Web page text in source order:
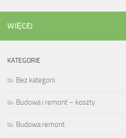
WIĘCEJ
KATEGORIE
Bez kategorii
Budowa i remont – koszty
Budowa remont